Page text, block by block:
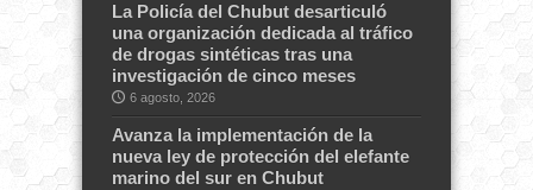
La Policía del Chubut desarticuló
una organización dedicada al tráfico
de drogas sintéticas tras una
investigación de cinco meses
6 agosto, 2026
Avanza la implementación de la
nueva ley de protección del elefante
marino del sur en Chubut